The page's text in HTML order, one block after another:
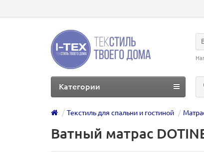
Категории
Текстиль для спальни и гостиной
Ватный матрас